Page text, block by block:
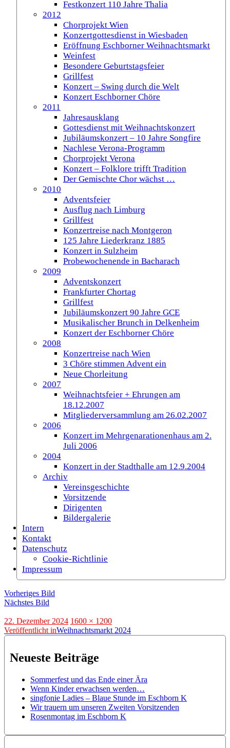
Festkonzert 110 Jahre Thalia
2012
Chorprojekt Wien
Konzertgottesdienst in Wiesbaden
Eröffnung Eschborner Weihnachtsmarkt
Weinfest
Besondere Geburtstagsfeier
Grillfest
Konzert – Swing durch die Welt
Konzert Eschborner Chöre
2011
Jahresausklang
Gottesdienst mit Weihnachtskonzert
Jubiläumskonzert – 10 Jahre Songfire
Nachlese Verona-Programm
Chorprojekt Verona
Konzert – Folklore trifft Tradition
Der Gemischte Chor wächst …
2010
Adventsfeier
Ausflug nach Limburg
Grillfest
Konzertreise nach Montgeron
125 Jahre Liederkranz 1885
Konzert in Sulzheim
Probewochenende in Bacharach
2009
Adventskonzert
Frankfurter Chortag
Grillfest
Jubiläumskonzert 90 Jahre GCE
Musikalischer Brunch in Delkenheim
Konzert der Eschborner Chöre
2008
Konzertreise nach Wien
3 Chöre stimmen Advent ein
Neue Chorleitung
2007
Weihnachtsfeier + Ehrungen am
18.12.2007
Mitgliederversammlung am 26.02.2007
2006
Konzert im Mehrgenarationenhaus am 2.
Juli 2006
2004
Konzert in der Stadthalle am 12.9.2004
Archiv
Vereinsgeschichte
Vorsitzende
Dirigenten
Bildergalerie
Intern
Kontakt
Datenschutz
Cookie-Richtlinie
Impressum
Vorheriges Bild
Nächstes Bild
Veröffentlicht
am
22. Dezember 2024 Originalgröße
1600 × 1200
Beitragsnavigation
Veröffentlicht inWeihnachtsmarkt 2024
Neueste Beiträge
Sommerfest und das Ende einer Ära
Wenn Kinder erwachsen werden…
singfonie Ladies – Blaue Stunde im Eschborn K
Wir trauern um unseren Zweiten Vorsitzenden
Rosenmontag im Eschborn K